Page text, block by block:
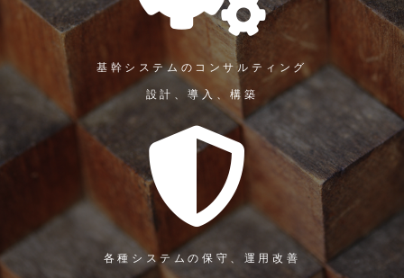
基幹システムのコンサルティング
設計、導入、構築
各種システムの保守、運用改善